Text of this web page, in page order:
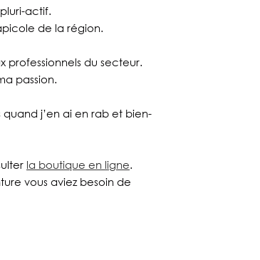
actif.
de la région.
professionnels du secteur.
passion.
quand j’en ai en rab et bien-
la boutique en ligne.
vous aviez besoin de